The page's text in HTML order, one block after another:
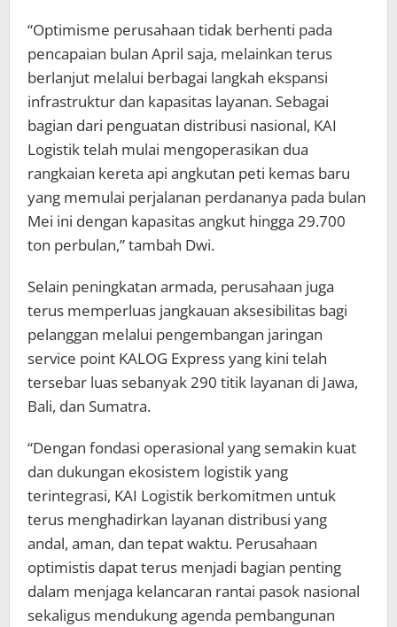
“Optimisme perusahaan tidak berhenti pada
pencapaian bulan April saja, melainkan terus
berlanjut melalui berbagai langkah ekspansi
infrastruktur dan kapasitas layanan. Sebagai
bagian dari penguatan distribusi nasional, KAI
Logistik telah mulai mengoperasikan dua
rangkaian kereta api angkutan peti kemas baru
yang memulai perjalanan perdananya pada bulan
Mei ini dengan kapasitas angkut hingga 29.700
ton perbulan,” tambah Dwi.
Selain peningkatan armada, perusahaan juga
terus memperluas jangkauan aksesibilitas bagi
pelanggan melalui pengembangan jaringan
service point KALOG Express yang kini telah
tersebar luas sebanyak 290 titik layanan di Jawa,
Bali, dan Sumatra.
“Dengan fondasi operasional yang semakin kuat
dan dukungan ekosistem logistik yang
terintegrasi, KAI Logistik berkomitmen untuk
terus menghadirkan layanan distribusi yang
andal, aman, dan tepat waktu. Perusahaan
optimistis dapat terus menjadi bagian penting
dalam menjaga kelancaran rantai pasok nasional
sekaligus mendukung agenda pembangunan